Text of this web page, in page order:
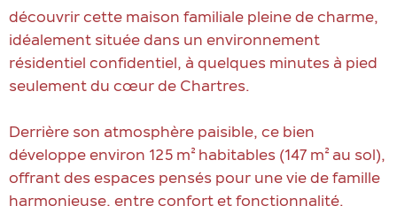
découvrir cette maison familiale pleine de charme,
idéalement située dans un environnement
résidentiel confidentiel, à quelques minutes à pied
seulement du cœur de Chartres.
Derrière son atmosphère paisible, ce bien
développe environ 125 m² habitables (147 m² au sol),
offrant des espaces pensés pour une vie de famille
harmonieuse, entre confort et fonctionnalité.